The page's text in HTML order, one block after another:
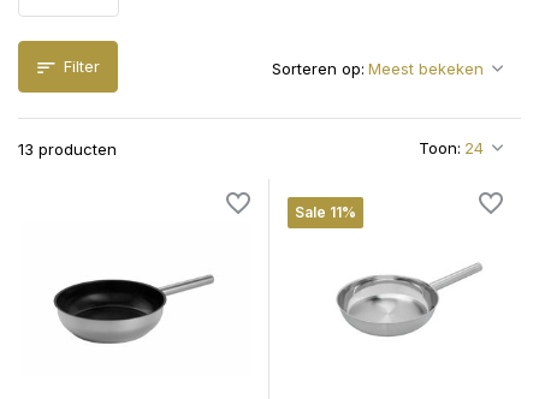
Filter
13 producten Toon:
Sorteren op:
Sale 11%